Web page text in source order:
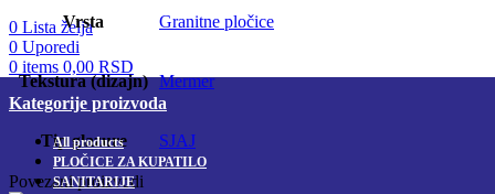
0 Lista želja
0 Uporedi
0 items 0,00 RSD
Kategorije proizvoda
Allproducts
PLOČICE ZA KUPATILO
SANITARIJE
Vrsta Granitne pločice
Tekstura (dizajn) Mermer
Tip glazure SJAJ
Povezani proizvodi